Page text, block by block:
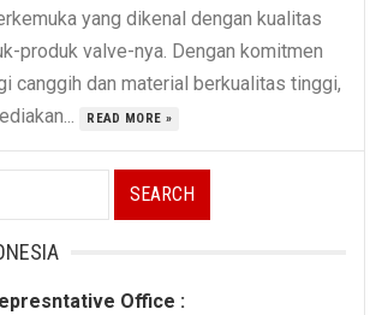
yang dikenal dengan kualitas
produk valve-nya. Dengan komitmen
canggih dan material berkualitas tinggi,
READ MORE »
Office :